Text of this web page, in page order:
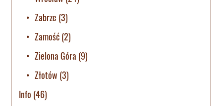
Zabrze (3)
Zamość(2)
Zielona Góra (9)
Złotów (3)
Info (46)